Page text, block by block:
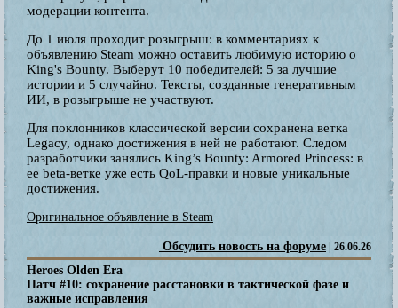
модерации контента.
До 1 июля проходит розыгрыш: в комментариях к
объявлению Steam можно оставить любимую историю о
King's Bounty. Выберут 10 победителей: 5 за лучшие
истории и 5 случайно. Тексты, созданные генеративным
ИИ, в розыгрыше не участвуют.
Для поклонников классической версии сохранена ветка
Legacy, однако достижения в ней не работают. Следом
разработчики занялись King’s Bounty: Armored Princess: в
ее beta-ветке уже есть QoL-правки и новые уникальные
достижения.
Оригинальное объявление в Steam
Обсудить новость на форуме | 26.06.26
Heroes Olden Era
Патч #10: сохранение расстановки в тактической фазе и
важные исправления